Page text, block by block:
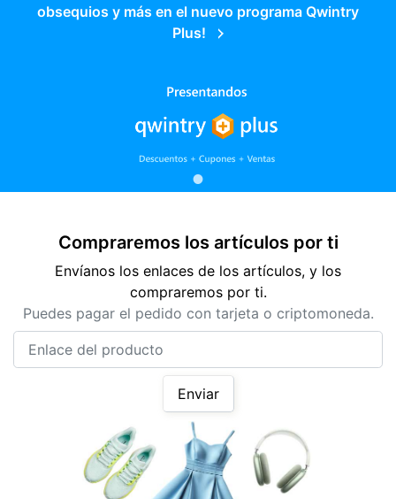
obsequios y más en el nuevo programa Qwintry
Plus!
Compraremos los artículos por ti
Envíanos los enlaces de los artículos, y los
compraremos por ti.
Puedes pagar el pedido con tarjeta o criptomoneda.
Enviar